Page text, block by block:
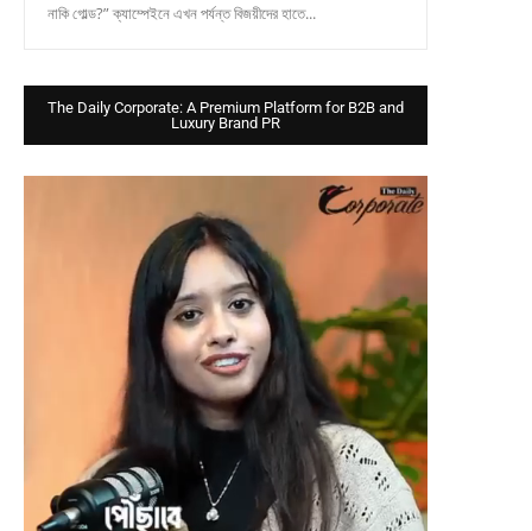
নাকি গোল্ড?” ক্যাম্পেইনে এখন পর্যন্ত বিজয়ীদের হাতে...
The Daily Corporate: A Premium Platform for B2B and
Luxury Brand PR